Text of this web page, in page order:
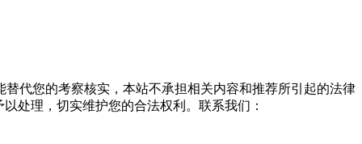
代您的考察核实，本站不承担相关内容和推荐所引起的法律
处理，切实维护您的合法权利。联系我们：